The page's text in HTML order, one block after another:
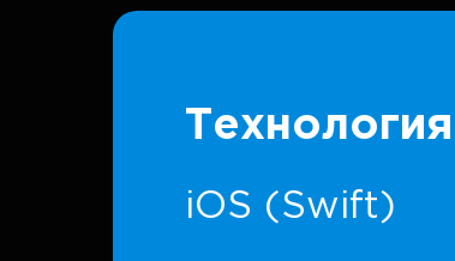
Технология
iOS (Swift)